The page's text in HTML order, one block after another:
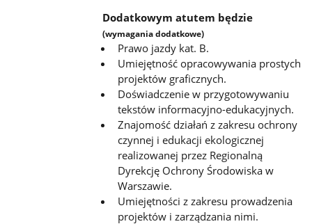
Dodatkowym atutem będzie
(wymagania dodatkowe)
Prawo jazdy kat. B.
Umiejętność opracowywania prostych
projektów graficznych.
Doświadczenie w przygotowywaniu
tekstów informacyjno-edukacyjnych.
Znajomość działań z zakresu ochrony
czynnej i edukacji ekologicznej
realizowanej przez Regionalną
Dyrekcję Ochrony Środowiska w
Warszawie.
Umiejętności z zakresu prowadzenia
projektów i zarządzania nimi.